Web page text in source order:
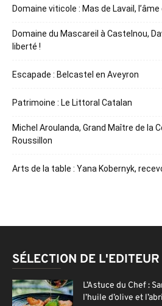
Domaine viticole : Mas de Lavail,
Domaine du Mascareil à Castelnou,
liberté !
Escapade : Belcastel en Aveyron
Patrimoine : Le Littoral Catalan
Michel Aroulanda, Grand Maître de la
Roussillon
Arts de la table : Yana Kobernyk,
SÉLECTION DE L'EDITEUR
L’Astuce du Chef :
l’huile d’olive et